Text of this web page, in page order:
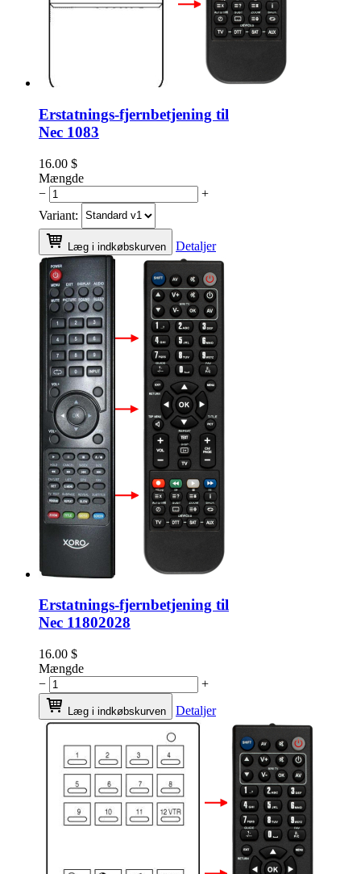
Erstatnings-fjernbetjening til
Nec 1083
16.00 $
Mængde
−
+
Variant:
Læg i indkøbskurven Detaljer
Erstatnings-fjernbetjening til
Nec 11802028
16.00 $
Mængde
−
+
Læg i indkøbskurven Detaljer